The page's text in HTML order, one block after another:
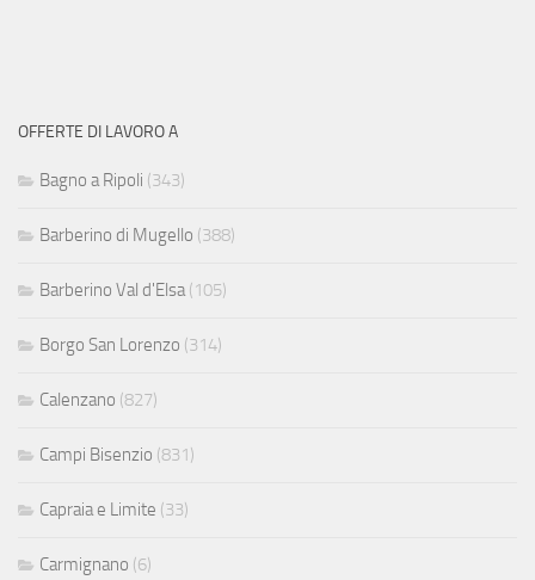
OFFERTE DI LAVORO A
Bagno a Ripoli (343)
Barberino di Mugello (388)
Barberino Val d'Elsa(105)
Borgo San Lorenzo (314)
Calenzano (827)
Campi Bisenzio (831)
Capraia e Limite (33)
Carmignano (6)